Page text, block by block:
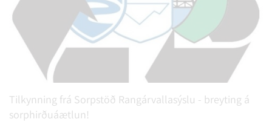
Tilkynning frá Sorpstöð Rangárvallasýslu - breyting á
sorphirðuáætlun!